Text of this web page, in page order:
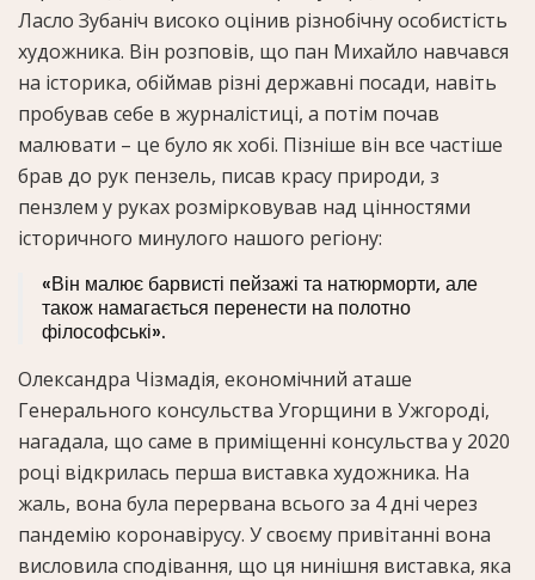
Ласло Зубаніч високо оцінив різнобічну особистість
художника. Він розповів, що пан Михайло навчався
на історика, обіймав різні державні посади, навіть
пробував себе в журналістиці, а потім почав
малювати – це було як хобі. Пізніше він все частіше
брав до рук пензель, писав красу природи, з
пензлем у руках розмірковував над цінностями
історичного минулого нашого регіону:
«Він малює барвисті пейзажі та натюрморти, але
також намагається перенести на полотно
філософські».
Олександра Чізмадія, економічний аташе
Генерального консульства Угорщини в Ужгороді,
нагадала, що саме в приміщенні консульства у 2020
році відкрилась перша виставка художника. На
жаль, вона була перервана всього за 4 дні через
пандемію коронавірусу. У своєму привітанні вона
висловила сподівання, що ця нинішня виставка, яка